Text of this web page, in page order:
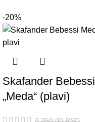
-20%
Skafander Bebessi
„Meda“ (plavi)
3.350,00RSD